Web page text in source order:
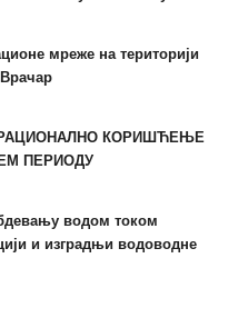
мреже на територији
КОРИШЋЕЊЕ
ПЕРИОДУ
водом током
и изградњи водоводне